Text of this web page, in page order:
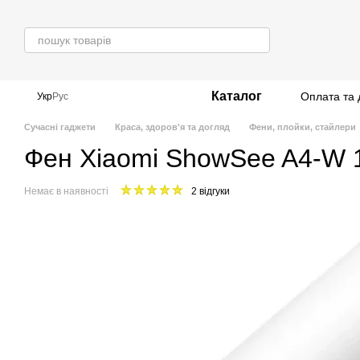
УкрРус Каталог Оплата та
Сучасні гаджети Краса, здоров'я та догляд Фени, плойки, стайлери
Фен Xiaomi ShowSee A4-W
Немає в наявності 2 відгуки